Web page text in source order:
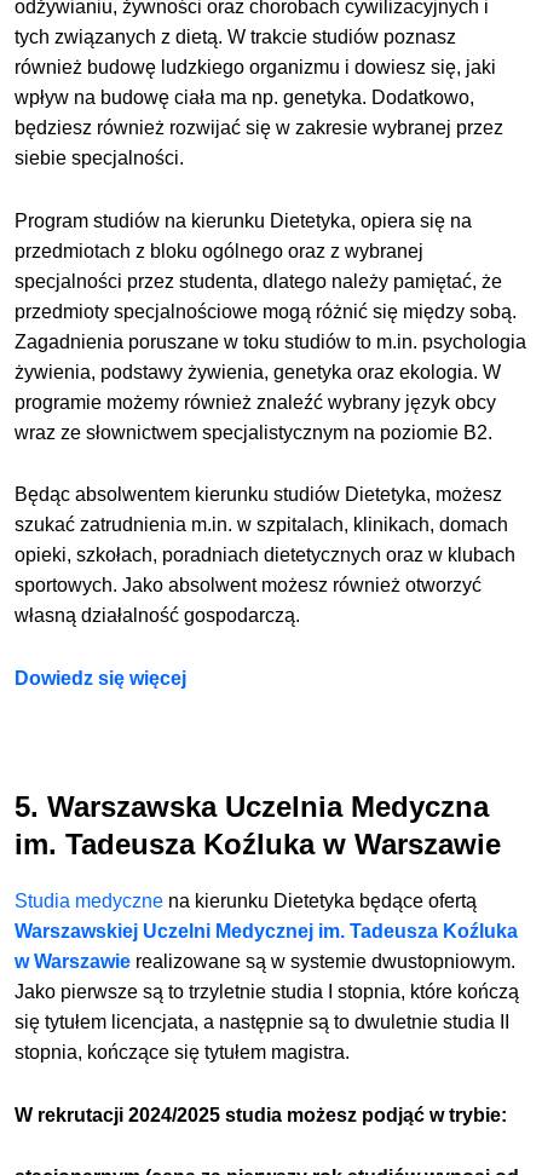
odżywianiu, żywności oraz chorobach cywilizacyjnych i
tych związanych z dietą. W trakcie studiów poznasz
również budowę ludzkiego organizmu i dowiesz się, jaki
wpływ na budowę ciała ma np. genetyka. Dodatkowo,
będziesz również rozwijać się w zakresie wybranej przez
siebie specjalności.
Program studiów na kierunku Dietetyka, opiera się na
przedmiotach z bloku ogólnego oraz z wybranej
specjalności przez studenta, dlatego należy pamiętać, że
przedmioty specjalnościowe mogą różnić się między sobą.
Zagadnienia poruszane w toku studiów to m.in. psychologia
żywienia, podstawy żywienia, genetyka oraz ekologia. W
programie możemy również znaleźć wybrany język obcy
wraz ze słownictwem specjalistycznym na poziomie B2.
Będąc absolwentem kierunku studiów Dietetyka, możesz
szukać zatrudnienia m.in. w szpitalach, klinikach, domach
opieki, szkołach, poradniach dietetycznych oraz w klubach
sportowych. Jako absolwent możesz również otworzyć
własną działalność gospodarczą.
Dowiedz się więcej
5. Warszawska Uczelnia Medyczna
im. Tadeusza Koźluka w Warszawie
Studia medyczne na kierunku Dietetyka będące ofertą
Warszawskiej Uczelni Medycznej im. Tadeusza Koźluka
w Warszawie realizowane są w systemie dwustopniowym.
Jako pierwsze są to trzyletnie studia I stopnia, które kończą
się tytułem licencjata, a następnie są to dwuletnie studia II
stopnia, kończące się tytułem magistra.
W rekrutacji 2024/2025 studia możesz podjąć w trybie: